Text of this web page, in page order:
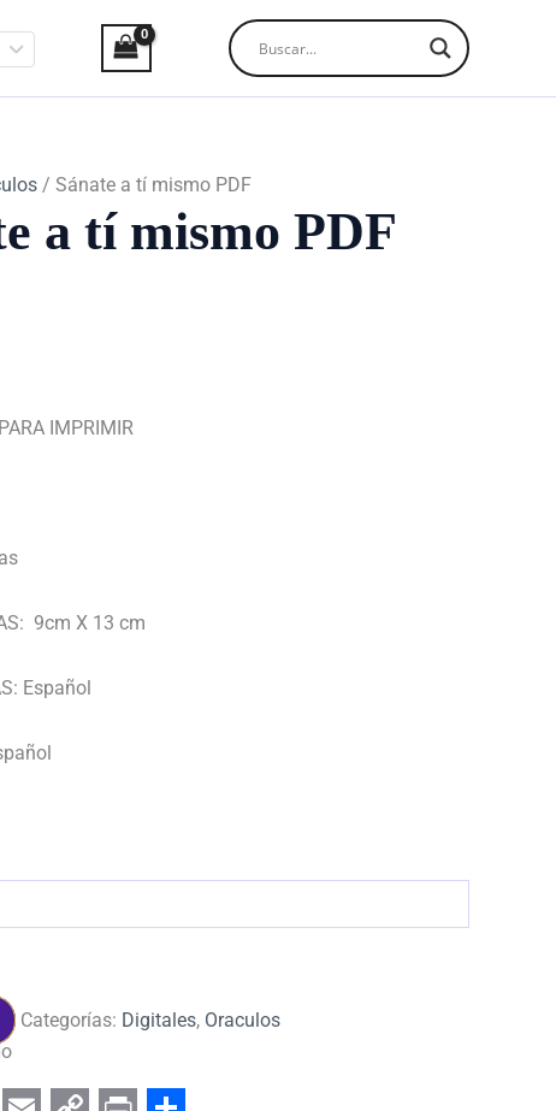
/ Sánate a tí mismo PDF
a tí mismo PDF
IMPRIMIR
9cm X 13 cm
Español
Categorías: Digitales, Oraculos